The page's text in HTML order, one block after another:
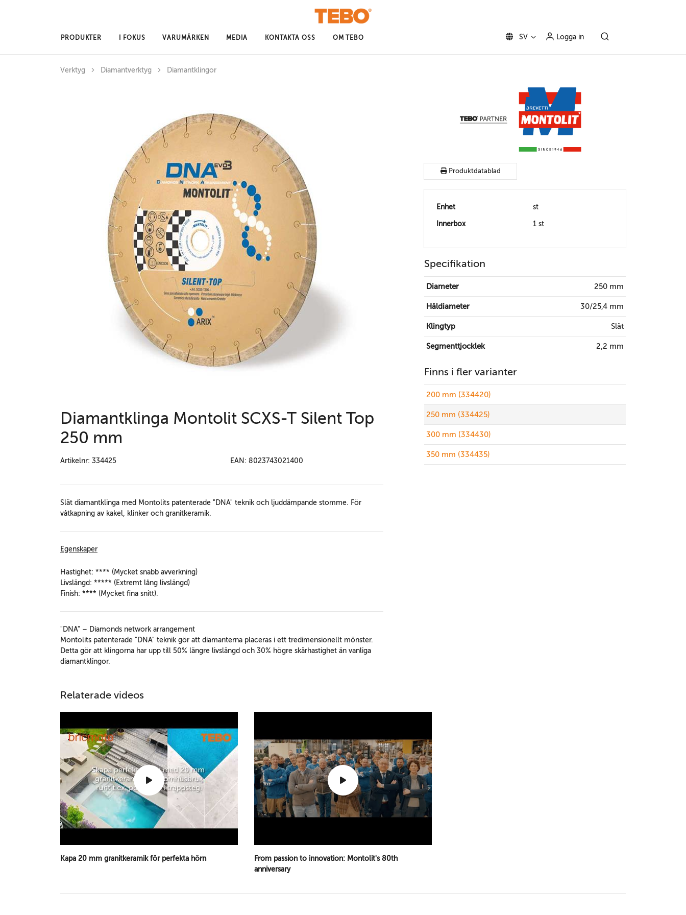
PRODUKTER I FOKUS VARUMÄRKEN MEDIA KONTAKTA OSS OM TEBO SV Logga in
Verktyg Diamantverktyg Diamantklingor
Diamantklinga Montolit SCXS-T Silent Top
250 mm
Artikelnr: 334425 EAN: 8023743021400
Slät diamantklinga med Montolits patenterade "DNA" teknik och ljuddämpande stomme. För
våtkapning av kakel, klinker och granitkeramik.
Egenskaper
Hastighet: **** (Mycket snabb avverkning)
Livslängd: ***** (Extremt lång livslängd)
Finish: **** (Mycket fina snitt).
"DNA" – Diamonds network arrangement
Montolits patenterade "DNA" teknik gör att diamanterna placeras i ett tredimensionellt mönster.
Detta gör att klingorna har upp till 50% längre livslängd och 30% högre skärhastighet än vanliga
diamantklingor.
Produktdatablad
Enhet st
Innerbox 1 st
Specifikation
Diameter 250 mm
Håldiameter 30/25,4 mm
Klingtyp Slät
Segmenttjocklek 2,2 mm
Finns i fler varianter
200 mm (334420)
250 mm (334425)
300 mm (334430)
350 mm (334435)
Relaterade videos
Kapa 20 mm granitkeramik för perfekta hörn
From passion to innovation: Montolit's 80th
anniversary